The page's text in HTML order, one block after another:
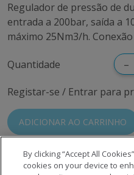
Regulador de pressão de
entrada a 200bar, saída a
máximo 25Nm3/h.
Quantidade –
Registar-se / Entrar para
ADICIONAR AO CARRINHO
By clicking “Accept All
cookies on your device to